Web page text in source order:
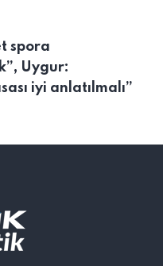
spora
Uygur:
iyi anlatılmalı”